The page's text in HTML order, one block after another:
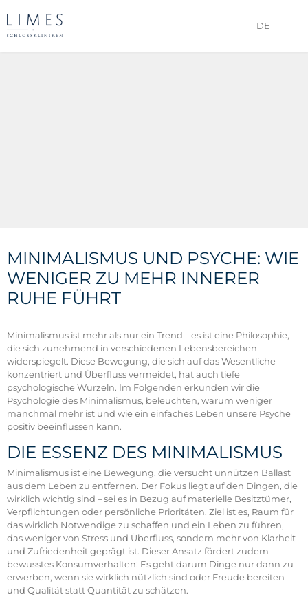
DE
MINIMALISMUS UND PSYCHE: WIE
WENIGER ZU MEHR INNERER
RUHE FÜHRT
Minimalismus ist mehr als nur ein Trend – es ist eine Philosophie,
die sich zunehmend in verschiedenen Lebensbereichen
widerspiegelt. Diese Bewegung, die sich auf das Wesentliche
konzentriert und Überfluss vermeidet, hat auch tiefe
psychologische Wurzeln. Im Folgenden erkunden wir die
Psychologie des Minimalismus, beleuchten, warum weniger
manchmal mehr ist und wie ein einfaches Leben unsere Psyche
positiv beeinflussen kann.
DIE ESSENZ DES MINIMALISMUS
Minimalismus ist eine Bewegung, die versucht unnützen Ballast
aus dem Leben zu entfernen. Der Fokus liegt auf den Dingen, die
wirklich wichtig sind – sei es in Bezug auf materielle Besitztümer,
Verpflichtungen oder persönliche Prioritäten. Ziel ist es, Raum für
das wirklich Notwendige zu schaffen und ein Leben zu führen,
das weniger von Stress und Überfluss, sondern mehr von Klarheit
und Zufriedenheit geprägt ist. Dieser Ansatz fördert zudem
bewusstes Konsumverhalten: Es geht darum Dinge nur dann zu
erwerben, wenn sie wirklich nützlich sind oder Freude bereiten
und Qualität statt Quantität zu schätzen.